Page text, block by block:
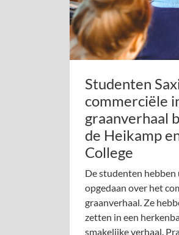
Studenten
commerciële
graanverhaal
de Heikamp
College
De studenten
opgedaan over het
graanverhaal. Ze
zetten in een
smakelijke verhaal.